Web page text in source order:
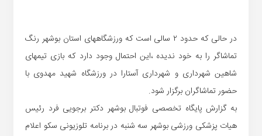
در حالی که حدود ۲ سالی است که ورزشگاههای استان بوشهر رنگ
تماشاگر را به خود ندیده ،این احتمال وجود دارد که بازی تیمهای
شاهین شهرداری و شهرداری آستارا در ورزشگاه شهید مهدوی با
حضور تماشاگران برگزار شود.
به گزارش پایگاه تخصصی فوتبال بوشهر دکتر برجویی فرد رئیس
هیات پزشکی ورزشی بوشهر سه شنبه در برنامه تلوزیونی سکو اعلام